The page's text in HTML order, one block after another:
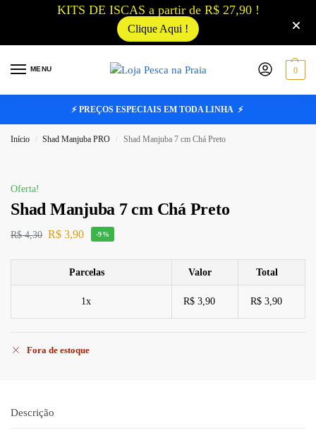
KITS DE ISCAS a partir de R$ 27,90 !
Clique Aqui !
MENU 0
⚡ PREÇOS ESPECIAIS EM TODA LINHA ⚡
Início / Shad Manjuba PRO / Shad Manjuba 7 cm Chá Preto
Oferta!
Shad Manjuba 7 cm Chá Preto
R$4,30 R$ 3,90 -9%
Parcelas Valor Total
1x R$ 3,90 R$ 3,90
Fora de estoque
Descrição